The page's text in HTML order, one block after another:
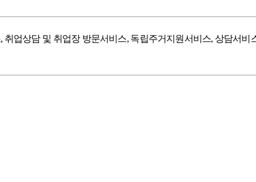
, 취업상담 및 취업장 방문서비스, 독립주거지원서비스, 상담서비